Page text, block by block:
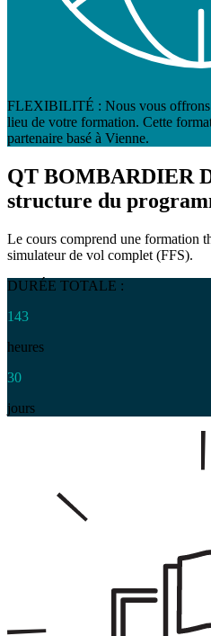
FLEXIBILITÉ : Nous vous offrons
lieu de votre formation. Cette
partenaire basé à Vienne.
QT BOMBARDIER
structure du
Le cours comprend une formation
simulateur de vol complet (FFS).
DURÉE TOTALE :
143
heures
30
jours